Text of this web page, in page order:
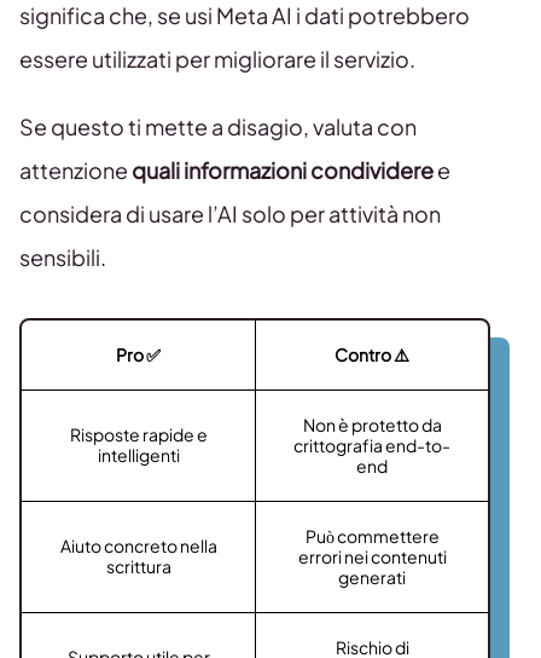
significa che, se usi Meta AI i dati potrebbero
essere utilizzati per migliorare il servizio.
Se questo ti mette a disagio, valuta con
attenzione quali informazioni condivideree
considera di usare l’AI solo per attività non
sensibili.
Pro ✅ Contro ⚠️
Risposte rapide e
intelligenti
Non è protetto da
crittografia end-to-
end
Aiuto concreto nella
scrittura
Può commettere
errori nei contenuti
generati
Rischio di